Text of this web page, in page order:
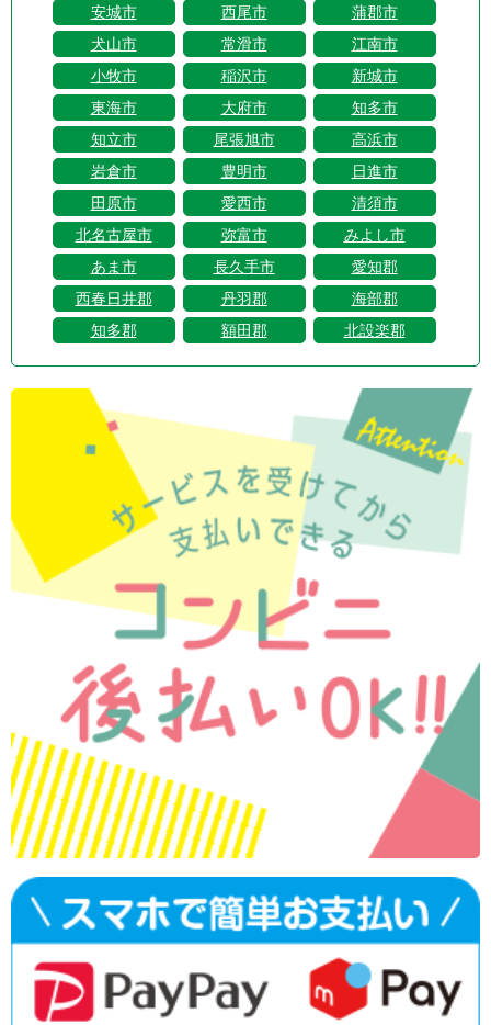
安城市
西尾市
蒲郡市
犬山市
常滑市
江南市
小牧市
稲沢市
新城市
東海市
大府市
知多市
知立市
尾張旭市
高浜市
岩倉市
豊明市
日進市
田原市
愛西市
清須市
北名古屋市
弥富市
みよし市
あま市
長久手市
愛知郡
西春日井郡
丹羽郡
海部郡
知多郡
額田郡 北設楽郡